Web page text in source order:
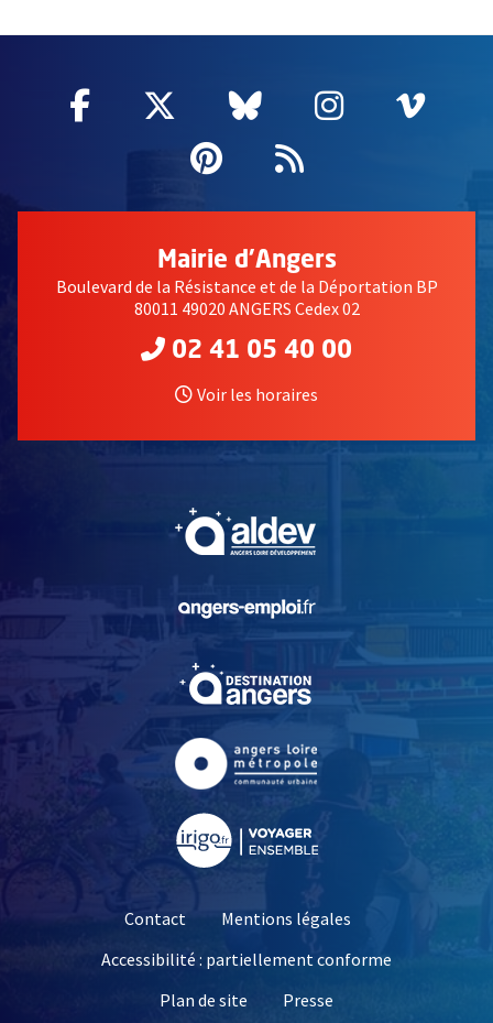
Facebook
, Ouvre une nouvelle fenêtre
Twitter
, Ouvre une nouvelle
Bluesky
, Ouvre une
Instagram
, Ouvre
,
Pinterest
, Ouvre une
Flux RSS
Mairie d'Angers
Boulevard de la Résistance et de la Déportation BP
80011 49020 ANGERS Cedex 02
02 41 05 40 00
Voir les horaires
, Ouvre une nouvelle
, Ouvre une nouvelle
Contact
Mentions légales
Accessibilité : partiellement conforme
Plan de site
Presse